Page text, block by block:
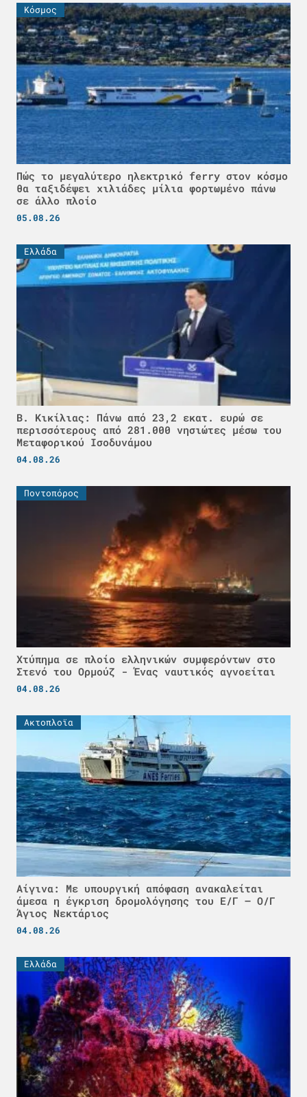
Κόσμος
Πώς το μεγαλύτερο ηλεκτρικό ferry στον κόσμο
θα ταξιδέψει χιλιάδες μίλια φορτωμένο πάνω
σε άλλο πλοίο
05.08.26
Ελλάδα
Β. Κικίλιας: Πάνω από 23,2 εκατ. ευρώ σε
περισσότερους από 281.000 νησιώτες μέσω του
Μεταφορικού Ισοδυνάμου
04.08.26
Ποντοπόρος
Χτύπημα σε πλοίο ελληνικών συμφερόντων στο
Στενό του Ορμούζ - Ένας ναυτικός αγνοείται
04.08.26
Ακτοπλοϊα
Αίγινα: Με υπουργική απόφαση ανακαλείται
άμεσα η έγκριση δρομολόγησης του Ε/Γ – Ο/Γ
Άγιος Νεκτάριος
04.08.26
Ελλάδα